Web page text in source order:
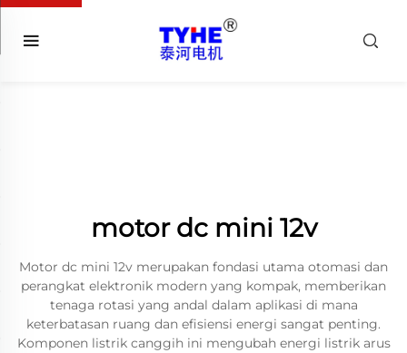
motor dc mini 12v
Motor dc mini 12v merupakan fondasi utama otomasi dan
perangkat elektronik modern yang kompak, memberikan
tenaga rotasi yang andal dalam aplikasi di mana
keterbatasan ruang dan efisiensi energi sangat penting.
Komponen listrik canggih ini mengubah energi listrik arus